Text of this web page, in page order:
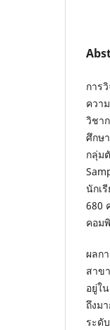
การ
ควา
วิชา
ศึกษ
กลุ่ม
นักเ
680
คอม
ผลก
สาข
อยู่ใ
ถึงม
ระดั